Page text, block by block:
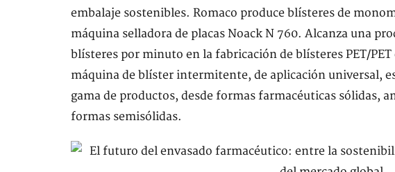
embalaje sostenibles. Romaco produce blísteres de
máquina selladora de placas Noack N 760. Alcanza una
blísteres por minuto en la fabricación de blísteres PET/
máquina de blíster intermitente, de aplicación universal,
gama de productos, desde formas farmacéuticas sólidas,
formas semisólidas.